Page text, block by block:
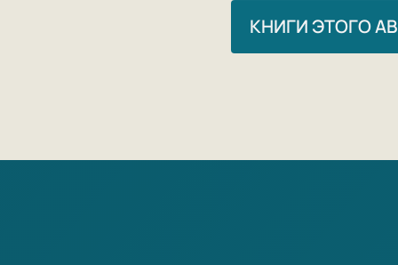
КНИГИ ЭТОГО